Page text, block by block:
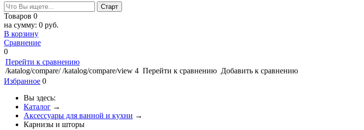
Товаров 0
на сумму: 0 руб.
В корзину
Сравнение
0
Перейти к сравнению
/katalog/compare/ /katalog/compare/view 4 Перейти к сравнению Добавить к сравнению
Избранное 0
Вы здесь:
Каталог →
Аксессуары для ванной и кухни →
Карнизы и шторы